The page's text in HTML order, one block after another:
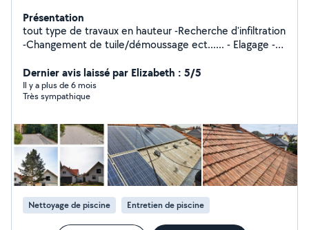
Présentation
tout type de travaux en hauteur -Recherche d'infiltration
-Changement de tuile/démoussage ect...... - Elagage -
Dernier avis laissé par Elizabeth : 5/5
Il y a plus de 6 mois
Très sympathique
Nettoyage de piscine Entretien de piscine